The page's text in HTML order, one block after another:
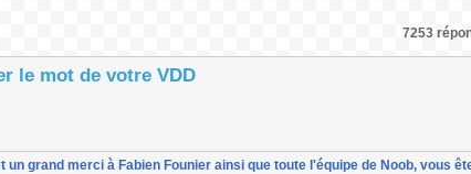
7253
le mot de votre VDD
grand merci à Fabien Founier ainsi que toute l'équipe de Noob, vous